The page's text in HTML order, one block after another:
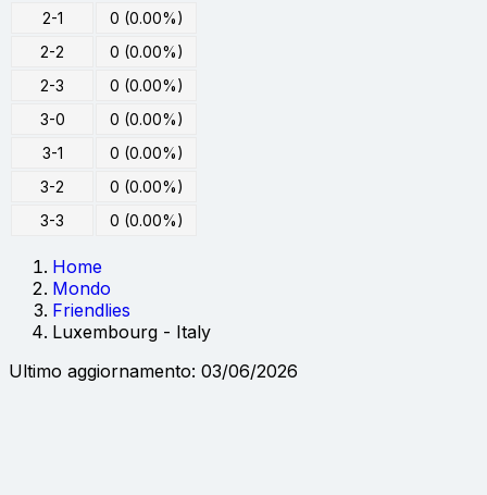
2-1
0 (0.00%)
2-2
0 (0.00%)
2-3
0 (0.00%)
3-0
0 (0.00%)
3-1
0 (0.00%)
3-2
0 (0.00%)
3-3
0 (0.00%)
Home
Mondo
Friendlies
Luxembourg - Italy
Ultimo aggiornamento: 03/06/2026